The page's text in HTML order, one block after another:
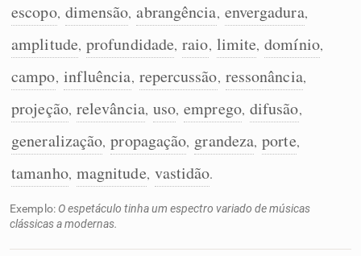
escopo, dimensão, abrangência, envergadura,
amplitude, profundidade, raio, limite, domínio,
campo, influência, repercussão, ressonância,
projeção, relevância, uso, emprego, difusão,
generalização, propagação, grandeza, porte,
tamanho, magnitude, vastidão.
Exemplo: O espetáculo tinha um espectro variado de músicas
clássicas a modernas.